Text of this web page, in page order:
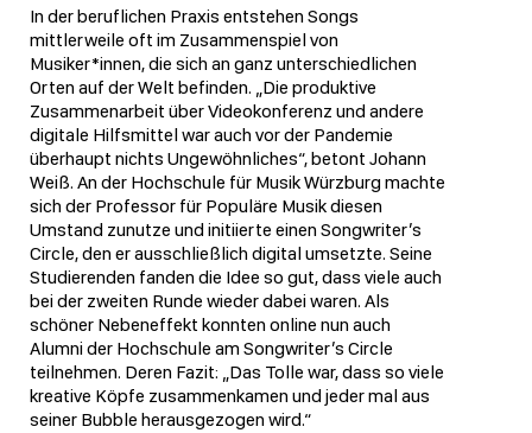
In der beruflichen Praxis entstehen Songs
mittlerweile oft im Zusammenspiel von
Musiker*innen, die sich an ganz unterschiedlichen
Orten auf der Welt befinden. „Die produktive
Zusammenarbeit über Videokonferenz und andere
digitale Hilfsmittel war auch vor der Pandemie
überhaupt nichts Ungewöhnliches“, betont Johann
Weiß. An der Hochschule für Musik Würzburg machte
sich der Professor für Populäre Musik diesen
Umstand zunutze und initiierte einen Songwriter’s
Circle, den er ausschließlich digital umsetzte. Seine
Studierenden fanden die Idee so gut, dass viele auch
bei der zweiten Runde wieder dabei waren. Als
schöner Nebeneffekt konnten online nun auch
Alumni der Hochschule am Songwriter’s Circle
teilnehmen. Deren Fazit: „Das Tolle war, dass so viele
kreative Köpfe zusammenkamen und jeder mal aus
seiner Bubble herausgezogen wird.“